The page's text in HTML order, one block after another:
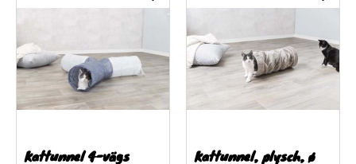
Kattunnel 4-vägs Kattunnel, plysch, ø